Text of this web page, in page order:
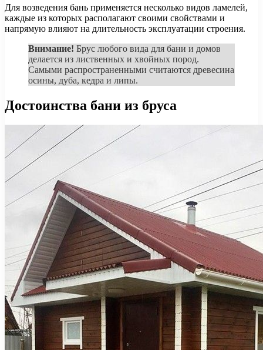
Для возведения бань применяется несколько видов ламелей,
каждые из которых располагают своими свойствами и
напрямую влияют на длительность эксплуатации строения.
Внимание! Брус любого вида для бани и домов
делается из лиственных и хвойных пород.
Самыми распространенными считаются древесина
осины, дуба, кедра и липы.
Достоинства бани из бруса